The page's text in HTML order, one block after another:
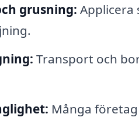
grusning:
Transport och
Många